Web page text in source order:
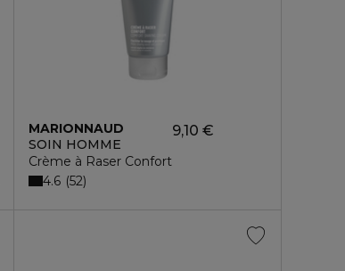
MARIONNAUD
SOIN HOMME
Crème à Raser Confort
9,10 €
4.6 52